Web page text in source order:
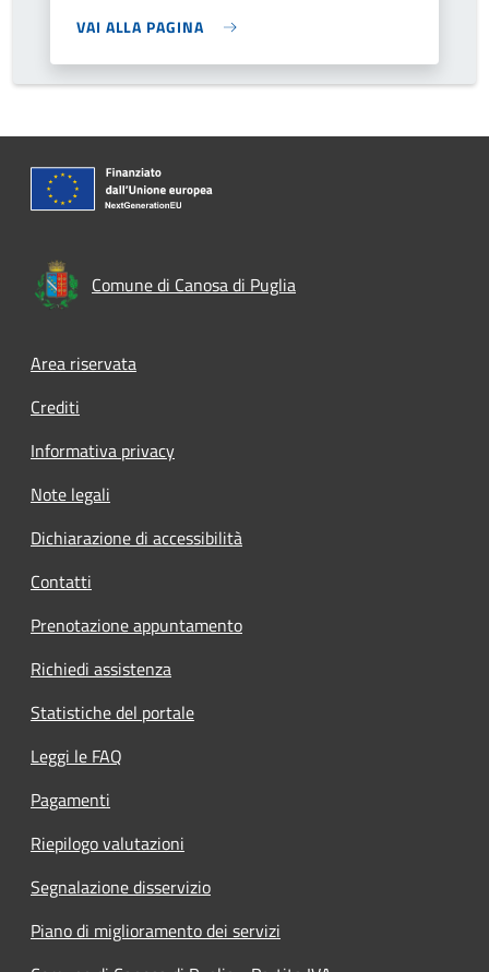
VAI ALLA PAGINA
Comune di Canosa di Puglia
Footer menu
Area riservata
Crediti
Informativa privacy
Note legali
Dichiarazione di accessibilità
Contatti
Prenotazione appuntamento
Richiedi assistenza
Statistiche del portale
Leggi le FAQ
Pagamenti
Riepilogo valutazioni
Segnalazione disservizio
Piano di miglioramento dei servizi